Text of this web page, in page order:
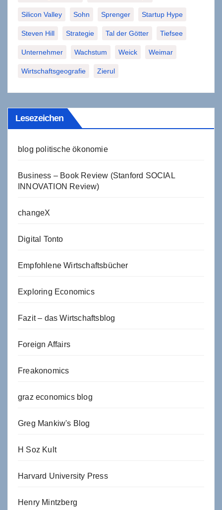
Silicon Valley Sohn Sprenger Startup Hype
Steven Hill Strategie Tal der Götter Tiefsee
Unternehmer Wachstum Weick Weimar
Wirtschaftsgeografie Zierul
Lesezeichen
blog politische ökonomie
Business – Book Review (Stanford SOCIAL
INNOVATION Review)
changeX
Digital Tonto
Empfohlene Wirtschaftsbücher
Exploring Economics
Fazit – das Wirtschaftsblog
Foreign Affairs
Freakonomics
graz economics blog
Greg Mankiw's Blog
H Soz Kult
Harvard University Press
Henry Mintzberg